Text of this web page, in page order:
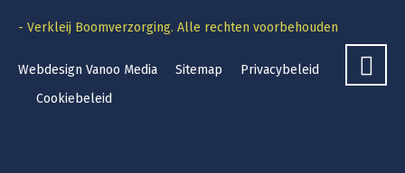
- Verkleij Boomverzorging. Alle rechten voorbehouden
Webdesign Vanoo Media Sitemap
Privacybeleid
Cookiebeleid